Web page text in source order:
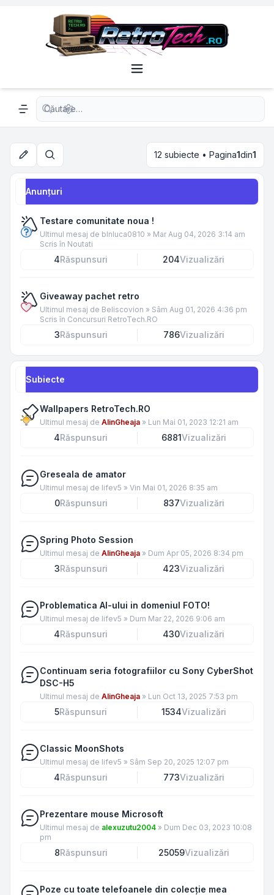
Navigation menu
Căutare avansată
Căutare 12 subiecte • Pagina1din1
Anunţuri
Testare comunitate noua !
Ultimul mesaj de blnluca0810 » Mar Aug 04, 2026 3:14 am
Scris în Noutati
4Răspunsuri 204Vizualizări
Giveaway pachet retro
Ultimul mesaj de Beliscovion » Sâm Aug 01, 2026 4:36 pm
Scris în Concursuri RetroTech.RO
3Răspunsuri 786Vizualizări
Subiecte
Wallpapers RetroTech.RO
Ultimul mesaj de AlinGheaja » Lun Mai 01, 2023 12:21 am
4Răspunsuri 6881Vizualizări
Greseala de amator
Ultimul mesaj de lifev5 » Vin Mai 01, 2026 8:35 am
0Răspunsuri 837Vizualizări
Spring Photo Session
Ultimul mesaj de AlinGheaja » Dum Apr 05, 2026 8:34 pm
3Răspunsuri 423Vizualizări
Problematica AI-ului in domeniul FOTO!
Ultimul mesaj de lifev5 » Dum Mar 22, 2026 9:06 am
4Răspunsuri 430Vizualizări
Continuam seria fotografiilor cu Sony CyberShot
DSC-H5
Ultimul mesaj de AlinGheaja » Lun Oct 13, 2025 7:53 pm
5Răspunsuri 1534Vizualizări
Classic MoonShots
Ultimul mesaj de lifev5 » Sâm Sep 20, 2025 12:07 pm
4Răspunsuri 773Vizualizări
Prezentare mouse Microsoft
Ultimul mesaj de alexuzutu2004 » Dum Dec 03, 2023 10:08
pm
8Răspunsuri 25059Vizualizări
Poze cu toate telefoanele din colecție mea